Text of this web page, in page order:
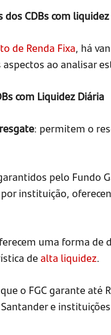
dos CDBs com
de Renda Fixa, há
ao analisar
com Liquidez Diária
: permitem o
pelo Fundo
instituição,
uma forma de
dealta liquidez.
o FGC garante até
e